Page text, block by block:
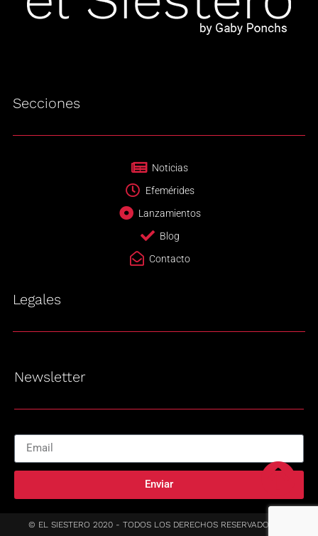
Secciones
Noticias
Efemérides
Lanzamientos
Blog
Contacto
Legales
Newsletter
Enviar
© EL SIESTERO 2020 - TODOS LOS DERECHOS RESERVADOS